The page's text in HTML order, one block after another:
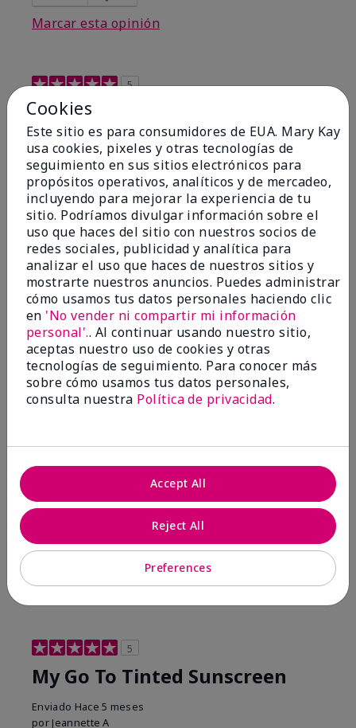
Marcar esta opinión
5
Excellent
EnviadoHace 5 meses
Coverly
deColumbia Missouri
Evaluado en
marykay.com/en-us/
Comentarios sobre Mary Kay® CC Cream
Sunscreen Broad Spectrum SPF 15*
I have been wearing the cc cream for 8 years now. I
absolutely love it. Its not cakey it's not heavy and it
blends effortlessly. I get compliments all the time.
10/10 I definitely recommend.
Mostrar Traducción
Walking in victory
Sí, recomendaría a un amigo
¿Le ha resultado útil esta
23 0
Marcar esta opinión
5
My Go To Tinted Sunscreen
Enviado Hace 5 meses
por Jeannette A
Cookies
Este sitio es para consumidores de EUA. Mary Kay
usa cookies, pixeles y otras tecnologías de
seguimiento en sus sitios electrónicos para
propósitos operativos, analíticos y de mercadeo,
incluyendo para mejorar la experiencia de tu
sitio. Podríamos divulgar información sobre el
uso que haces del sitio con nuestros socios de
redes sociales, publicidad y analítica para
analizar el uso que haces de nuestros sitios y
mostrarte nuestros anuncios. Puedes administrar
cómo usamos tus datos personales haciendo clic
en 'No vender ni compartir mi información
personal'.. Al continuar usando nuestro sitio,
aceptas nuestro uso de cookies y otras
tecnologías de seguimiento. Para conocer más
sobre cómo usamos tus datos personales,
consulta nuestra Política de privacidad.
Preferences
Reject All
Accept All